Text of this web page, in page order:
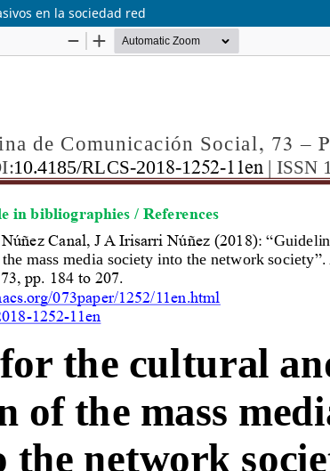
en la sociedad red